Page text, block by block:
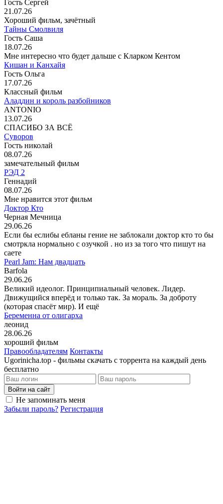
Гость Сергей
21.07.26
Хороший фильм, зачётный
Тайны Смолвиля
Гость Саша
18.07.26
Мне интересно что будет дальше с Кларком Кентом
Кишан и Канхайя
Гость Ольга
17.07.26
Классный фильм
Аладдин и король разбойников
ANTONIO
13.07.26
СПАСИБО ЗА ВСЁ
Суворов
Гость николай
08.07.26
замечательный фильм
РЭД 2
Геннадий
08.07.26
Мне нравится этот фильм
Доктор Кто
Черная Мечница
29.06.26
Если бы еслибы ебланы гение не заблокали доктор кто то бы
смотркла нормально с озучкой . но из за того что пишут на
саете
Pearl Jam: Нам двадцать
Barfola
29.06.26
Великий идеолог. Принципиальный человек. Лидер.
Движущийся вперёд и только так. За мораль. За доброту
(которая спасёт мир). И ещё
Беременна от олигарха
леонид
28.06.26
хороший фильм
Правообладателям Контакты
Ugorinicha.top - фильмы скачать с торрента на каждый день
бесплатно
Войти на сайт
Не запоминать меня
Забыли пароль? Регистрация